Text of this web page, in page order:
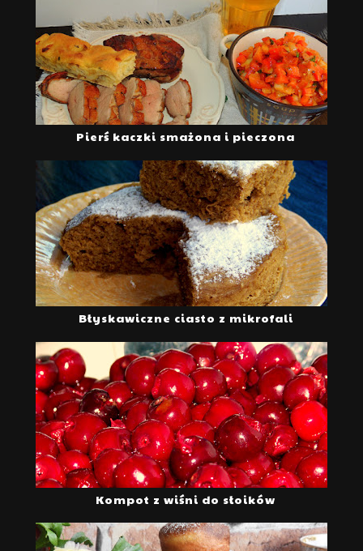
Pierś kaczki smażona i pieczona
Błyskawiczne ciasto z mikrofali
Kompot z wiśni do słoików